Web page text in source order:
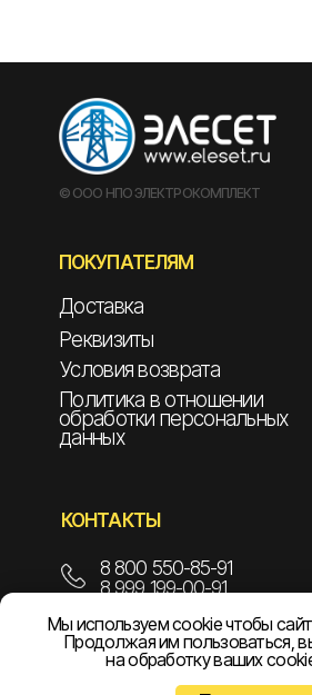
© ООО НПО ЭЛЕКТРОКОМПЛЕКТ
ПОКУПАТЕЛЯМ
Доставка
Реквизиты
Условия возврата
Политика в отношении
обработки персональных
данных
КОНТАКТЫ
info@npoelekom.ru
8 800 550-85-91
8 999 199-00-91
Мы используем cookie чтобы
Продолжая им пользоваться,
на обработку ваших